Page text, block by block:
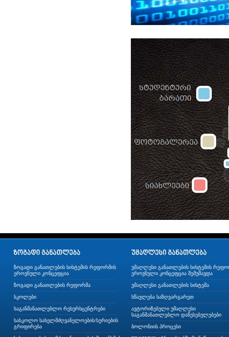
ზოგადი განათლების სისტემის რეფორმის
ეროვნული კონცეფცია
ზოგადი განათლების რეფორმა
სკოლები
საგანმანათლებლო რესურსცენტრები
სასკოლო სახელმძღვანელოების/სერიების
გრიფირება
უმაღლესი განათლების სისტემის
ეროვნული კონცეფცია შემუშავდა
უმაღლესი განათლების სისტემა
სწავლება საზღვარგარეთ
ავტორიზებული უმაღლესი
საგანმანათლებლო დაწესებულებები
ბოლონიის პროცესი